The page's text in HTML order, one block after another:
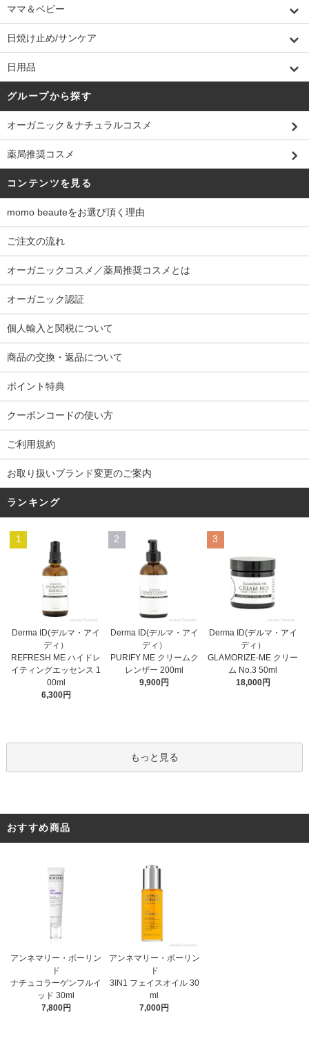
ママ＆ベビー
日焼け止め/サンケア
日用品
グループから探す
オーガニック＆ナチュラルコスメ
薬局推奨コスメ
コンテンツを見る
momo beauteをお選び頂く理由
ご注文の流れ
オーガニックコスメ／薬局推奨コスメとは
オーガニック認証
個人輸入と関税について
商品の交換・返品について
ポイント特典
クーポンコードの使い方
ご利用規約
お取り扱いブランド変更のご案内
ランキング
1
Derma ID(デルマ・アイ
ディ）
REFRESH ME ハイドレ
イティングエッセンス 1
00ml
6,300円
2
Derma ID(デルマ・アイ
ディ）
PURIFY ME クリームク
レンザー 200ml
9,900円
3
Derma ID(デルマ・アイ
ディ）
GLAMORIZE-ME クリー
ム No.3 50ml
18,000円
もっと見る
おすすめ商品
アンネマリー・ボーリン
ド
ナチュコラーゲンフルイ
ッド 30ml
7,800円
アンネマリー・ボーリン
ド
3IN1 フェイスオイル 30
ml
7,000円